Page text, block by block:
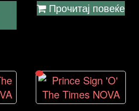
Прочитај повеќе